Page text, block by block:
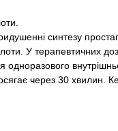
синтезу
У терапевтичних
одноразового
через 30 хвилин.